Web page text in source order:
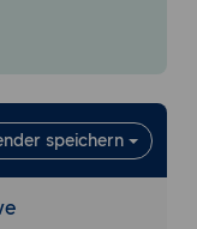
Regeln:
und
speichern